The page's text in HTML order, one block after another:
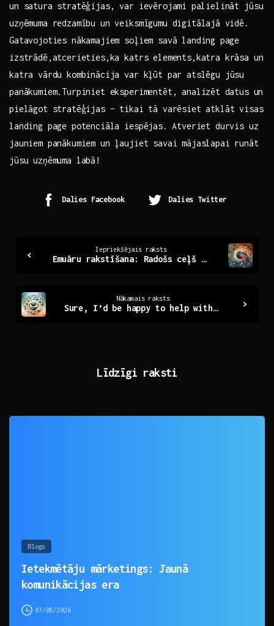
un satura stratēģijas, ‌var ievērojami ⁢palielināt jūsu
uzņēmuma redzamību un veiksmīgumu digitālajā ⁤vidē.‌
Gatavojoties‍ nākamajiem soļiem savā landing ⁣page
izstrādē,atcerieties,ka katrs elements,katra krāsa ⁣un
katra vārdu kombinācija var ‍kļūt par atslēgu jūsu
panākumiem.Turpiniet eksperimentēt, analizēt ⁣datus⁣ un
pielāgot stratēģijas – tikai tā varēsiet atklāt visas
landing page potenciāla iespējas. ⁢Atveriet durvis uz
jauniem‌ panākumiem un ‍ļaujiet savai mājaslapai runāt
jūsu uzņēmuma labā!
Dalies Facebook Dalies Twitter
Reading
Iepriekšējais raksts
Emuāru rakstīšana: Radošs ceļš uz personīgo izpausmi
Nākamais raksts
Sure, I’d be happy to help with a title! However, it seems like the topic for the article is missing. Could you please provide more details or specify the subject? Thank you!
Līdzīgi raksti
Blogs
Ietekmētāju mārketings: Jaunā
komunikācijas era
07/08/2026